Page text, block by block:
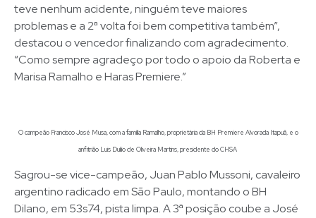
teve nenhum acidente, ninguém teve maiores
problemas e a 2ª volta foi bem competitiva também”,
destacou o vencedor finalizando com agradecimento.
“Como sempre agradeço por todo o apoio da Roberta e
Marisa Ramalho e Haras Premiere.”
O campeão Francisco José Musa, com a família Ramalho, proprietária da BH Premiere Alvorada Itapuã, e o
anfitrião Luis Duílio de Oliveira Martins, presidente do CHSA
Sagrou-se vice-campeão, Juan Pablo Mussoni, cavaleiro
argentino radicado em São Paulo, montando o BH
Dilano, em 53s74, pista limpa. A 3ª posição coube a José